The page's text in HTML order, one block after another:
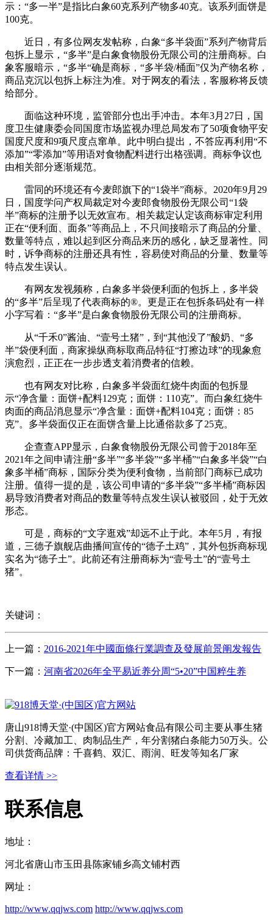
示：“多一半”是指比白象60克系列产物多40克。该系列面饼是
100克。
近日，有多位网友发帖称，白象“多半袋面”系列产物背后
包拆上显示，“多半”是白象食物股份无限公司的注册商标。白
象客服暗示，“多半“确是商标，“多半袋/桶面”仅为产物名称，
商品克沉以包拆上标注为准。对于网友的看法，客服称将反馈
给部分。
面临这种环境，监管部分也出手冲击。本年3月27日，国
度卫生健康委会同国度市场监视办理总局发布了50项食物平安
国度尺度和9项尺度点窜单。此中明白提出，不答应再利用“不
添加”“零添加”等用语对食物配料进行出格强调。商标争议也
由相关部分逐渐规范。
雷同的环境还有今麦郎旗下的“1袋半”商标。2020年9月29
日，国度学问产权局裁定对今麦郎食物股份无限公司“1袋
半”商标的注册予以无效宣布。相关裁定认定该商标审定利用
正在“便利面、面条”等商品上，不只间接暗示了商品的分量、
数量等特点，难以起到区分商品来历的感化，缺乏显著性。同
时，诉争商标的注册还具有性，容易使对商品的分量、数量等
特点发生误认。
有网友发视频称，白象多半袋便利面的包拆上，多半袋
的“多半”后呈现了代表商标的®。更是正在包拆条码处有一样
小字写着：“多半”是白象食物股份无限公司的注册商标。
从“千禾0”酱油、“壹号土猪”，到“其他没了”酸奶、“多
半”袋便利面，商家操纵商标取商品特征“打擦边球”的现象愈
演愈烈，正正在一步步透支着消费者的信赖。
也有网友对比称，白象多半袋面红烧牛肉面的包拆显
示“净含量：面饼+配料129克；面饼：110克”。而白象红烧牛
肉面的商品消息显示“净含量：面饼+配料104克；面饼：85
克”。多半袋面仅正在面饼含量上比通俗款多了25克。
企查查APP显示，白象食物股份无限公司曾于2018年至
2021年之间申请注册“多半”“多半袋”“多半桶”“白象多半袋”“白
象多半桶”商标，国际分类为便利食物，当前部门商标已成功
注册。值得一提的是，该公司申请的“多半袋”“多半桶”商标因
易导致消费者对商品的数量等特点发生误认被驳回，处于无效
形态。
可是，商标的“文字逛戏”却远不止于此。本年5月，有报
道，三德子旗舰店曲播间宣传的“德子土鸡”，其外包拆商标现
实名为“德子土”。此前还有注册商标为“壹号土”的“壹号土
猪”。
关键词：
上一篇： 2016-2021年中國面條行業調查及發展前景阐发報告
下一篇： 河南省2026年全平易近养分周“5•20”中国粹生养
唐山918博天堂·(中国区)官方网站食品有限公司主要从事生猪
分割、冷藏加工、肉制品生产，年分割猪白条能力50万头。公
司供货商品牌：千喜鹤、双汇、雨润、旺发等知名厂家
查看详情 >>
联系信息
地址：
河北省唐山市玉田县陈家铺乡高文铺村西
网址：
http://www.qqjws.com http://www.qqjws.com